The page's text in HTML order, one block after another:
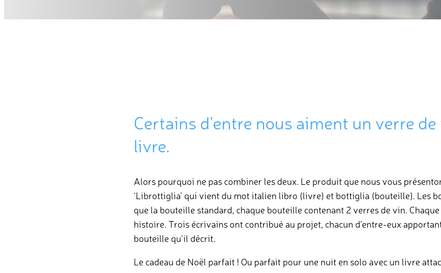
Certains d’entre nous aiment un verre
livre.
Alors pourquoi ne pas combiner les deux. Le produit que nous vous
‘Librottiglia’ qui vient du mot italien libro (livre) et bottiglia (bouteille). Les
que la bouteille standard, chaque bouteille contenant 2 verres de vin.
histoire. Trois écrivains ont contribué au projet, chacun d’entre-eux
bouteille qu’il décrit.
Le cadeau de Noël parfait ! Ou parfait pour une nuit en solo avec un livre